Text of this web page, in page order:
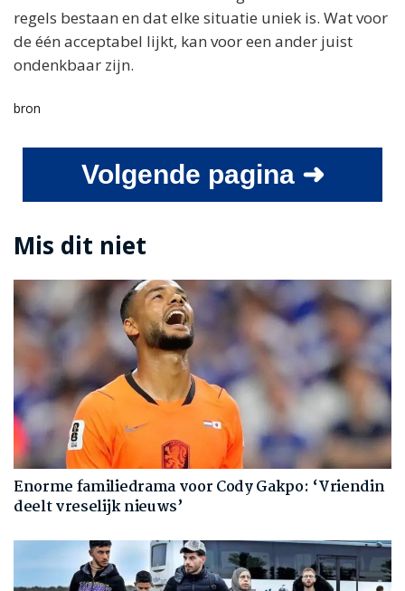
regels bestaan en dat elke situatie uniek is. Wat voor
de één acceptabel lijkt, kan voor een ander juist
ondenkbaar zijn.
bron
Volgende pagina ➜
Mis dit niet
Enorme familiedrama voor Cody Gakpo: ‘Vriendin
deelt vreselijk nieuws’